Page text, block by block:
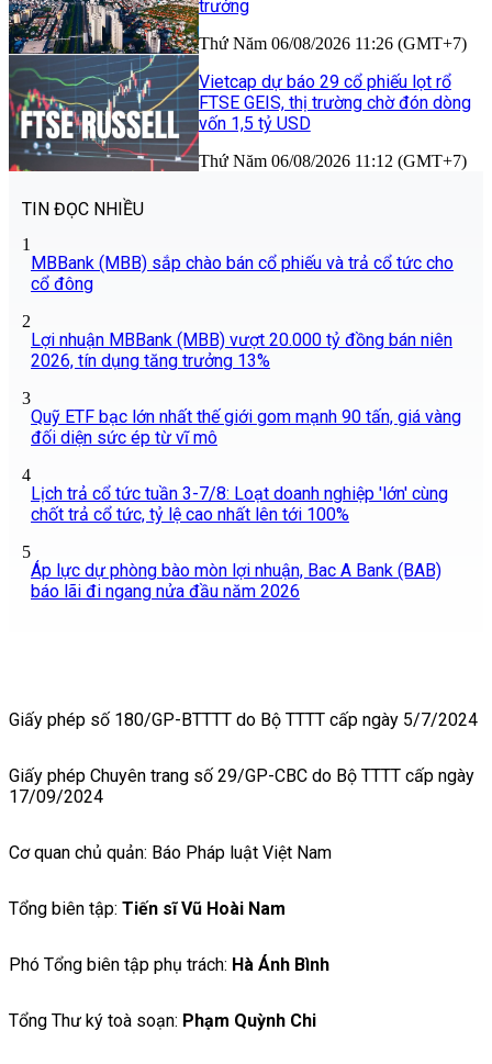
trưởng
Thứ Năm 06/08/2026 11:26 (GMT+7)
Vietcap dự báo 29 cổ phiếu lọt rổ
FTSE GEIS, thị trường chờ đón dòng
vốn 1,5 tỷ USD
Thứ Năm 06/08/2026 11:12 (GMT+7)
TIN ĐỌC NHIỀU
1
MBBank (MBB) sắp chào bán cổ phiếu và trả cổ tức cho
cổ đông
2
Lợi nhuận MBBank (MBB) vượt 20.000 tỷ đồng bán niên
2026, tín dụng tăng trưởng 13%
3
Quỹ ETF bạc lớn nhất thế giới gom mạnh 90 tấn, giá vàng
đối diện sức ép từ vĩ mô
4
Lịch trả cổ tức tuần 3-7/8: Loạt doanh nghiệp 'lớn' cùng
chốt trả cổ tức, tỷ lệ cao nhất lên tới 100%
5
Áp lực dự phòng bào mòn lợi nhuận, Bac A Bank (BAB)
báo lãi đi ngang nửa đầu năm 2026
Giấy phép số 180/GP-BTTTT do Bộ TTTT cấp ngày 5/7/2024
Giấy phép Chuyên trang số 29/GP-CBC do Bộ TTTT cấp ngày
17/09/2024
Cơ quan chủ quản: Báo Pháp luật Việt Nam
Tổng biên tập: Tiến sĩ Vũ Hoài Nam
Phó Tổng biên tập phụ trách: Hà Ánh Bình
Tổng Thư ký toà soạn: Phạm Quỳnh Chi